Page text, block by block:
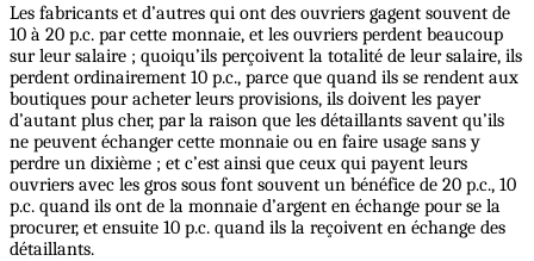
Les fabricants et d’autres qui ont des ouvriers gagent souvent de
10 à 20 p.c. par cette monnaie, et les ouvriers perdent beaucoup
sur leur salaire ; quoiqu’ils perçoivent la totalité de leur salaire, ils
perdent ordinairement 10 p.c., parce que quand ils se rendent aux
boutiques pour acheter leurs provisions, ils doivent les payer
d’autant plus cher, par la raison que les détaillants savent qu’ils
ne peuvent échanger cette monnaie ou en faire usage sans y
perdre un dixième ; et c’est ainsi que ceux qui payent leurs
ouvriers avec les gros sous font souvent un bénéfice de 20 p.c., 10
p.c. quand ils ont de la monnaie d’argent en échange pour se la
procurer, et ensuite 10 p.c. quand ils la reçoivent en échange des
détaillants.